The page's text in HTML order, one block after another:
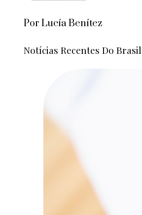
Por Lucía Benítez
Notícias Recentes Do Brasil